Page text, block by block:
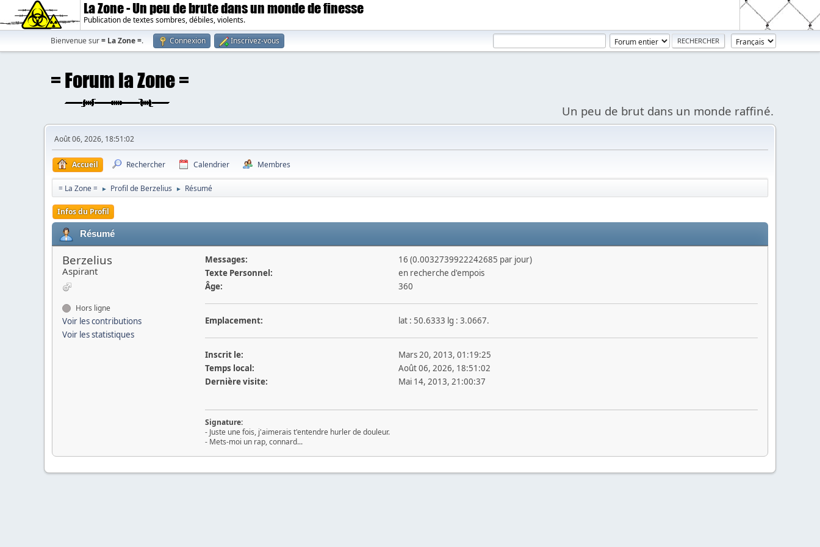
La Zone - Un peu de brute dans un monde de finesse
Publication de textes sombres, débiles, violents.
Bienvenue sur= La Zone =. Connexion Inscrivez-vous
Un peu de brut dans un monde raffiné.
Août 06, 2026, 18:51:02
Accueil Rechercher Calendrier Membres
= La Zone = ► Profil de Berzelius ► Résumé
Infos du Profil
Résumé
Berzelius
Aspirant
Hors ligne
Voir les contributions
Voir les statistiques
Messages:
16 (0.0032739922242685 par jour)
Texte Personnel:
en recherche d'empois
Âge:
360
Emplacement: lat : 50.6333 lg : 3.0667.
Inscrit le:
Mars 20, 2013, 01:19:25
Temps local:
Août 06, 2026, 18:51:02
Dernière visite:
Mai 14, 2013, 21:00:37
Signature:
- Juste une fois, j'aimerais t'entendre hurler de douleur.
- Mets-moi un rap, connard...